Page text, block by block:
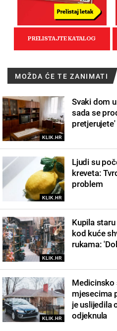
MOŽDA ĆE TE ZANIMATI
KLIK.HR
Svaki dom
sada se
pretjerujete'
KLIK.HR
Ljudi su
kreveta:
problem
KLIK.HR
Kupila
kod kuće
rukama:
KLIK.HR
Medicinsko
mjesecima
je uslijedila
odjeknula